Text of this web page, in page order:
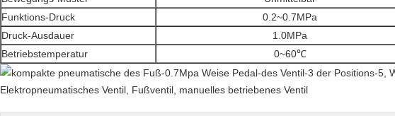
Funktions-Druck
0.2~0.7MPa
Druck-Ausdauer
1.0MPa
Betriebstemperatur
0~60℃
Elektropneumatisches Ventil, Fußventil, manuelles betriebenes Ventil